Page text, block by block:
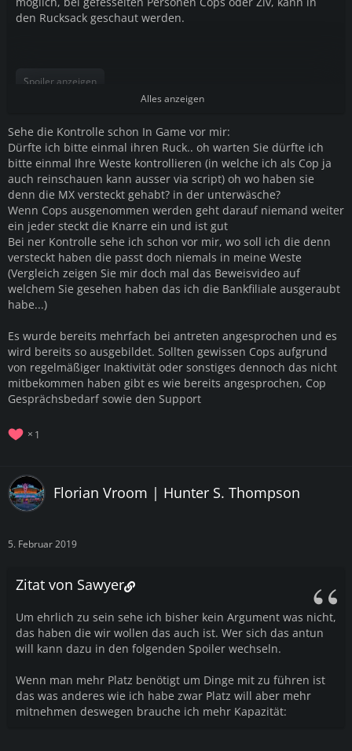
den Rucksack geschaut werden.
Spoiler anzeigen
Alles anzeigen
Sehe die Kontrolle schon In Game vor mir:
Dürfte ich bitte einmal ihren Ruck.. oh warten Sie dürfte ich
bitte einmal Ihre Weste kontrollieren (in welche ich als Cop ja
auch reinschauen kann ausser via script) oh wo haben sie
denn die MX versteckt gehabt? in der unterwäsche?
Wenn Cops ausgenommen werden geht darauf niemand weiter
ein jeder steckt die Knarre ein und ist gut
Bei ner Kontrolle sehe ich schon vor mir, wo soll ich die denn
versteckt haben die passt doch niemals in meine Weste
(Vergleich zeigen Sie mir doch mal das Beweisvideo auf
welchem Sie gesehen haben das ich die Bankfiliale ausgeraubt
habe...)
Es wurde bereits mehrfach bei antreten angesprochen und es
wird bereits so ausgebildet. Sollten gewissen Cops aufgrund
von regelmäßiger Inaktivität oder sonstiges dennoch das nicht
mitbekommen haben gibt es wie bereits angesprochen, Cop
Gesprächsbedarf sowie den Support
1
Florian Vroom | Hunter S. Thompson
5. Februar 2019
Zitat von Sawyer
Um ehrlich zu sein sehe ich bisher kein Argument was nicht,
das haben die wir wollen das auch ist. Wer sich das antun
will kann dazu in den folgenden Spoiler wechseln.
Wenn man mehr Platz benötigt um Dinge mit zu führen ist
das was anderes wie ich habe zwar Platz will aber mehr
mitnehmen deswegen brauche ich mehr Kapazität: